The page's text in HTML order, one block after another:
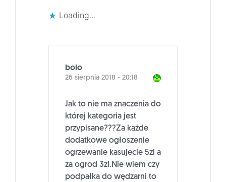
Loading...
bolo
26 sierpnia 2018 - 20:18
Jak to nie ma znaczenia do
której kategoria jest
przypisane???Za każde
dodatkowe ogłoszenie
ogrzewanie kasujecie 5zl a
za ogrod 3zl.Nie wiem czy
podpałka do wędzarni to